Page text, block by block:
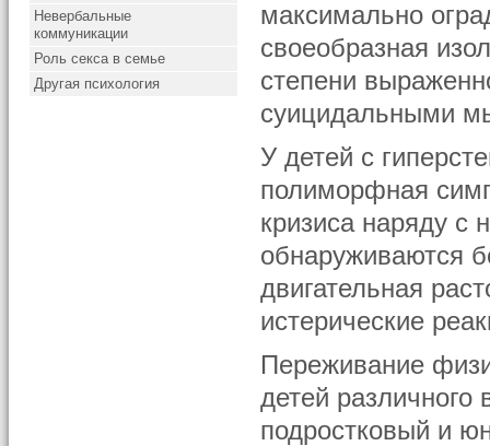
Невербальные
коммуникации
Роль секса в семье
Другая психология
максимально
своеобразная
степени
суицидальными
У детей с
полиморфная
кризиса наряду с
обнаруживаются
двигательная
истерические
Переживание
детей
подростковый и